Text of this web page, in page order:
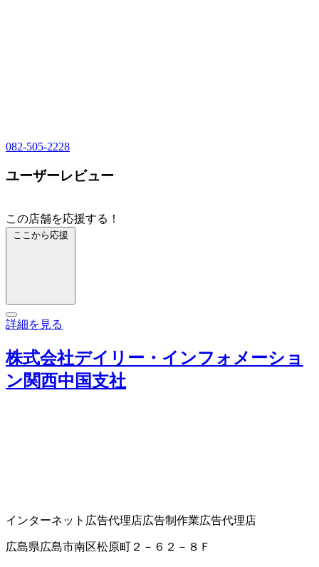
082-505-2228
ユーザーレビュー
この店舗を応援する！
ここから応援
詳細を見る
株式会社デイリー・インフォメーショ
ン関西中国支社
インターネット広告代理店広告制作業広告代理店
広島県広島市南区松原町２－６２－８Ｆ